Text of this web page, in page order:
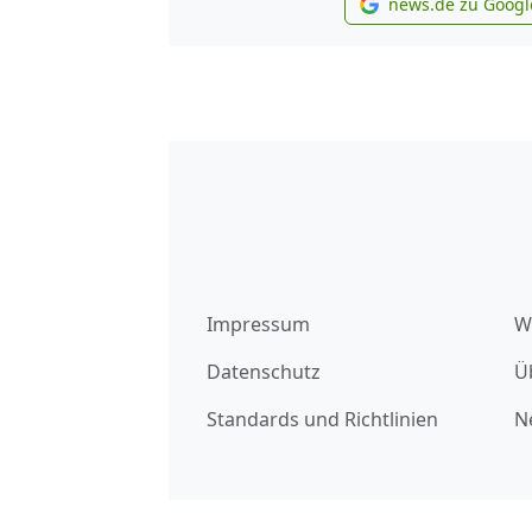
Impressum
Datenschutz
Standards und Richtlinien